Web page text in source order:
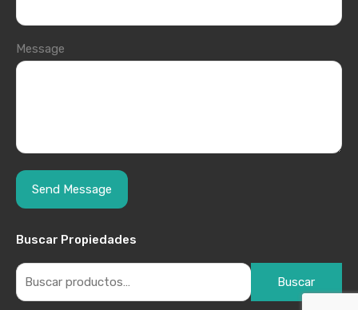
Message
Buscar Propiedades
Buscar